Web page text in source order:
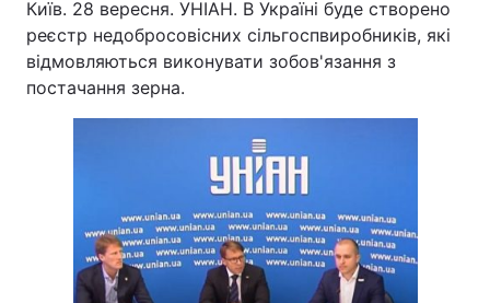
Київ. 28 вересня. УНІАН. В Україні буде створено
реєстр недобросовісних сільгоспвиробників, які
відмовляються виконувати зобов'язання з
постачання зерна.